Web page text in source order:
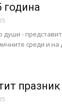
година
души -
среди и на